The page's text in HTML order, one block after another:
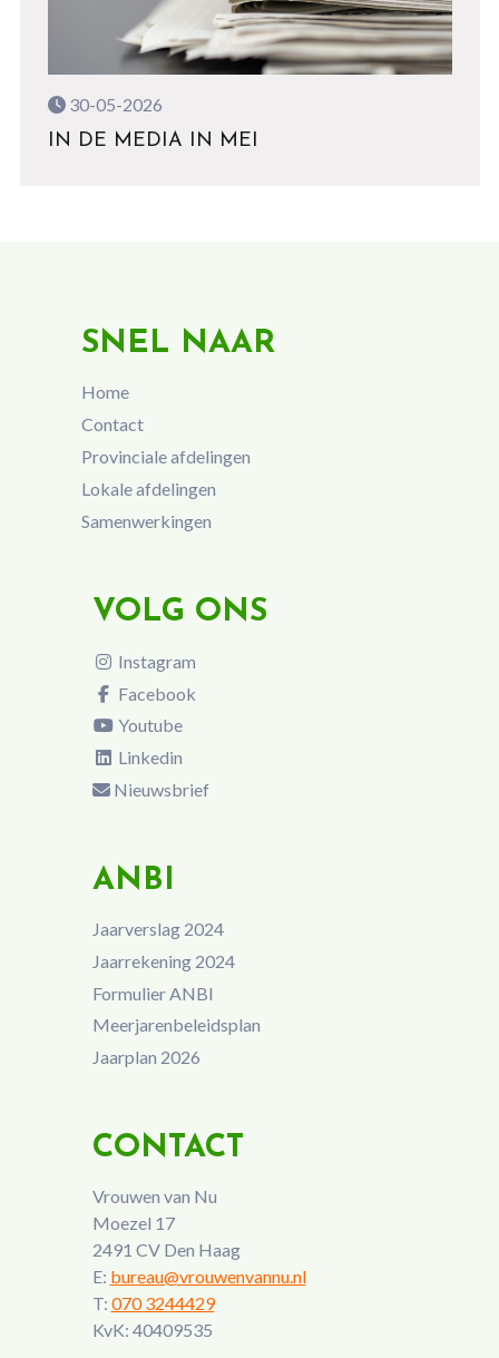
30-05-2026
IN DE MEDIA IN MEI
SNEL NAAR
Home
Contact
Provinciale afdelingen
Lokale afdelingen
Samenwerkingen
VOLG ONS
Instagram
Facebook
Youtube
Linkedin
Nieuwsbrief
ANBI
Jaarverslag 2024
Jaarrekening 2024
Formulier ANBI
Meerjarenbeleidsplan
Jaarplan 2026
CONTACT
Vrouwen van Nu
Moezel 17
2491 CV Den Haag
E: bureau@vrouwenvannu.nl
T: 070 3244429
KvK: 40409535